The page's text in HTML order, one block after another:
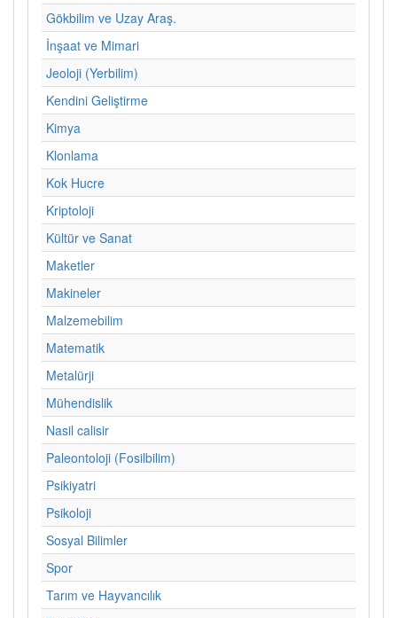
Gökbilim ve Uzay Araş.
İnşaat ve Mimari
Jeoloji (Yerbilim)
Kendini Geliştirme
Kimya
Klonlama
Kok Hucre
Kriptoloji
Kültür ve Sanat
Maketler
Makineler
Malzemebilim
Matematik
Metalürji
Mühendislik
Nasil calisir
Paleontoloji (Fosilbilim)
Psikiyatri
Psikoloji
Sosyal Bilimler
Spor
Tarım ve Hayvancılık